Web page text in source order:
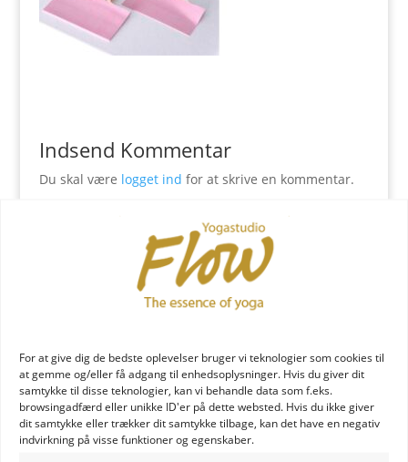
For at give dig de bedste oplevelser bruger vi teknologier som cookies til
at gemme og/eller få adgang til enhedsoplysninger. Hvis du giver dit
samtykke til disse teknologier, kan vi behandle data som f.eks.
browsingadfærd eller unikke ID'er på dette websted. Hvis du ikke giver
dit samtykke eller trækker dit samtykke tilbage, kan det have en negativ
indvirkning på visse funktioner og egenskaber.
Indsend Kommentar
Du skal være logget ind for at skrive en kommentar.
YOGA læreruddannelse
YOGA uddannelse - læs mere